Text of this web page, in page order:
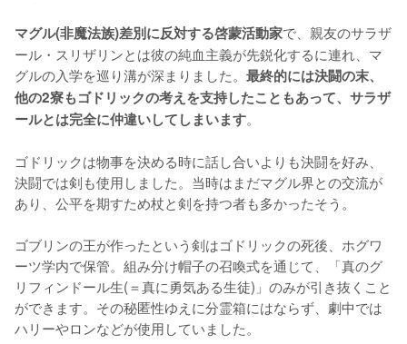
マグル(非魔法族)差別に反対する啓蒙活動家で、親友のサラザ
ール・スリザリンとは彼の純血主義が先鋭化するに連れ、マ
グルの入学を巡り溝が深まりました。 最終的には決闘の末、
他の2寮もゴドリックの考えを支持したこともあって、サラザ
ールとは完全に仲違いしてしまいます。
ゴドリックは物事を決める時に話し合いよりも決闘を好み、
決闘では剣も使用しました。当時はまだマグル界との交流が
あり、公平を期すため杖と剣を持つ者も多かったそう。
ゴブリンの王が作ったという剣はゴドリックの死後、ホグワ
ーツ学内で保管。組み分け帽子の召喚式を通じて、「真のグ
リフィンドール生(＝真に勇気ある生徒)」のみが引き抜くこと
ができます。その秘匿性ゆえに分霊箱にはならず、劇中では
ハリーやロンなどが使用していました。